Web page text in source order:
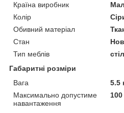
Країна виробник
Колір
Обивний матеріал
Стан
Тип меблів
Габаритні розміри
Вага
5.5
Максимально допустиме
навантаження
100